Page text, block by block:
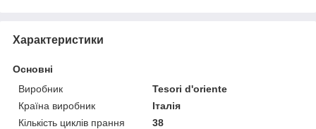
Характеристики
Основні
Виробник
Tesori d'oriente
Країна виробник
Італія
Кількість циклів прання
38